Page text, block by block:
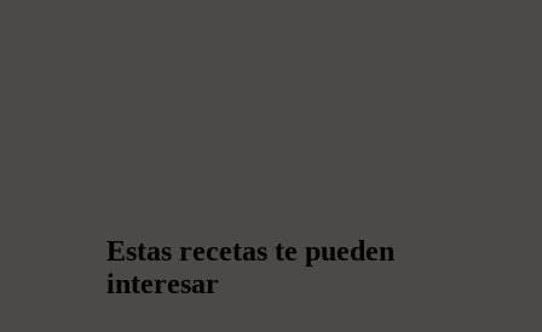
Estas recetas te pueden
interesar